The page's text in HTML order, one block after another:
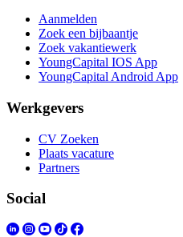
Aanmelden
Zoek een bijbaantje
Zoek vakantiewerk
YoungCapital IOS App
YoungCapital Android App
Werkgevers
CV Zoeken
Plaats vacature
Partners
Social